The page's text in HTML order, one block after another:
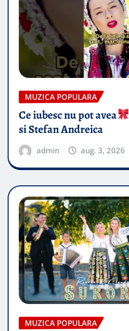
MUZICA POPULARA
Ce iubesc nu pot avea
si Stefan Andreica
admin aug. 3, 2026
MUZICA POPULARA